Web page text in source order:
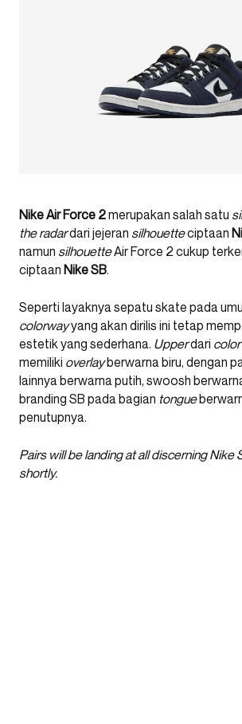
Nike Air Force 2merupakan salah satu
the radardari jejeran silhouetteciptaan
namun silhouetteAir Force 2 cukup
ciptaan Nike SB.
Seperti layaknya sepatu skate pada
colorwayyang akan dirilis ini tetap
estetik yang sederhana. Upperdari
memiliki overlayberwarna biru, dengan
lainnya berwarna putih, swoosh
branding SB pada bagian tongue
penutupnya.
Pairs will be landing at all discerning Nike
shortly.